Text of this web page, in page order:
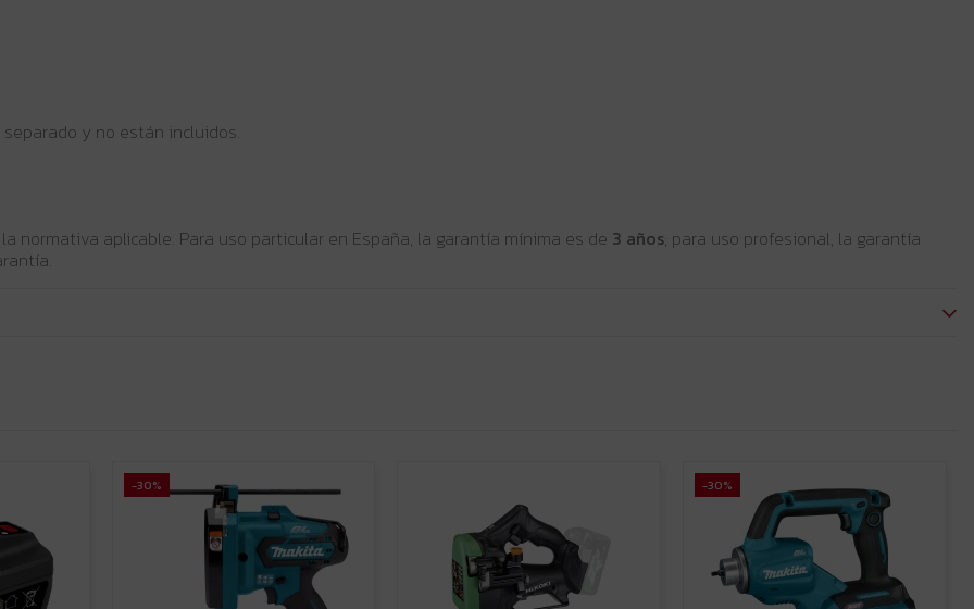
y no están incluidos.
normativa aplicable. Para uso particular en España, la garantía mínima es de 3 años; para uso profesional, la garantía
-30% -30%